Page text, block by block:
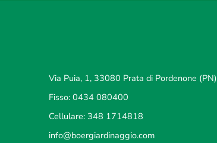
Via Puia, 1, 33080 Prata di Pordenone (PN)
Fisso: 0434 080400
Cellulare: 348 1714818
info@boergiardinaggio.com